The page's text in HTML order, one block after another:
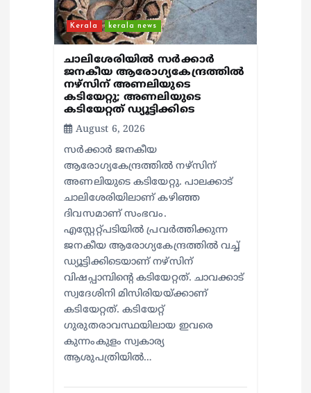
Kerala kerala news
ചാലിശേരിയില്‍ സര്‍ക്കാര്‍
ജനകീയ ആരോഗ്യകേന്ദ്രത്തില്‍
നഴ്സിന് അണലിയുടെ
കടിയേറ്റു; അണലിയുടെ
കടിയേറ്റത് ഡ്യൂട്ടിക്കിടെ
August 6, 2026
സര്‍ക്കാര്‍ ജനകീയ
ആരോഗ്യകേന്ദ്രത്തില്‍ നഴ്സിന്
അണലിയുടെ കടിയേറ്റു. പാലക്കാട്
ചാലിശേരിയിലാണ് കഴിഞ്ഞ
ദിവസമാണ് സംഭവം.
എസ്റ്റേറ്റ്പടിയില്‍ പ്രവര്‍ത്തിക്കുന്ന
ജനകീയ ആരോഗ്യകേന്ദ്രത്തില്‍ വച്ച്
ഡ്യൂട്ടിക്കിടെയാണ് നഴ്സിന്
വിഷപ്പാമ്പിന്റെ കടിയേറ്റത്. ചാവക്കാട്
സ്വദേശിനി മിസിരിയയ്ക്കാണ്
കടിയേറ്റത്. കടിയേറ്റ്
ഗുരുതരാവസ്ഥയിലായ ഇവരെ
കുന്നംകുളം സ്വകാര്യ
ആശുപത്രിയില്‍…